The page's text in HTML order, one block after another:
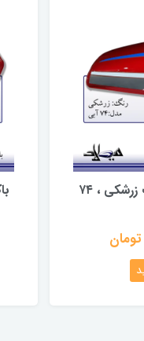
باک موتورسیکلت زرشکی ، ۷۴